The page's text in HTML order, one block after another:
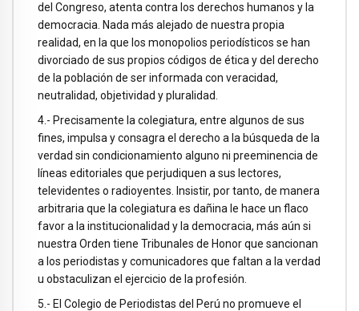
del Congreso, atenta contra los derechos humanos y la
democracia. Nada más alejado de nuestra propia
realidad, en la que los monopolios periodísticos se han
divorciado de sus propios códigos de ética y del derecho
de la población de ser informada con veracidad,
neutralidad, objetividad y pluralidad.
4.- Precisamente la colegiatura, entre algunos de sus
fines, impulsa y consagra el derecho a la búsqueda de la
verdad sin condicionamiento alguno ni preeminencia de
líneas editoriales que perjudiquen a sus lectores,
televidentes o radioyentes. Insistir, por tanto, de manera
arbitraria que la colegiatura es dañina le hace un flaco
favor a la institucionalidad y la democracia, más aún si
nuestra Orden tiene Tribunales de Honor que sancionan
a los periodistas y comunicadores que faltan a la verdad
u obstaculizan el ejercicio de la profesión.
5.- El Colegio de Periodistas del Perú no promueve el